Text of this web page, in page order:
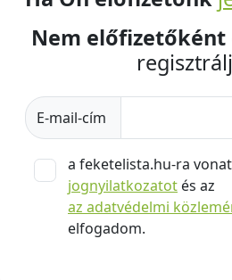
Nem előfizetőként
E-mail-cím
a feketelista.hu-ra
jognyilatkozatot és az
az adatvédelmi
elfogadom.